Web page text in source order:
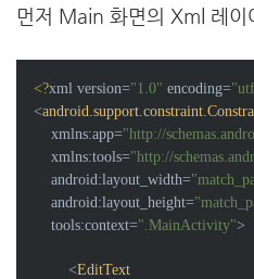
먼저 Main 화면의 Xml 레이
<?xml version="1.0" encoding=
<
xmlns:app="http://
xmlns:tools="http://
android:layout_width=
android:layout_height=
tools:context=".MainActivity">
<EditText